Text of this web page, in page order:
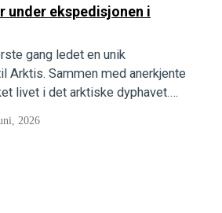
under ekspedisjonen i
gang ledet en unik
Arktis. Sammen med anerkjente
livet i det arktiske dyphavet.
arter.
2026